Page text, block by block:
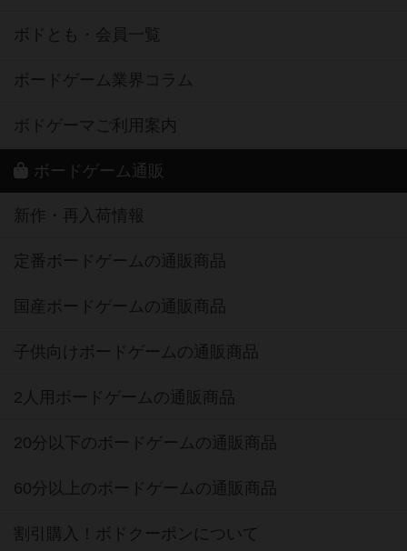
ボドとも・会員一覧
ボードゲーム業界コラム
ボドゲーマご利用案内
ボードゲーム通販
新作・再入荷情報
定番ボードゲームの通販商品
国産ボードゲームの通販商品
子供向けボードゲームの通販商品
2人用ボードゲームの通販商品
20分以下のボードゲームの通販商品
60分以上のボードゲームの通販商品
割引購入！ボドクーポンについて